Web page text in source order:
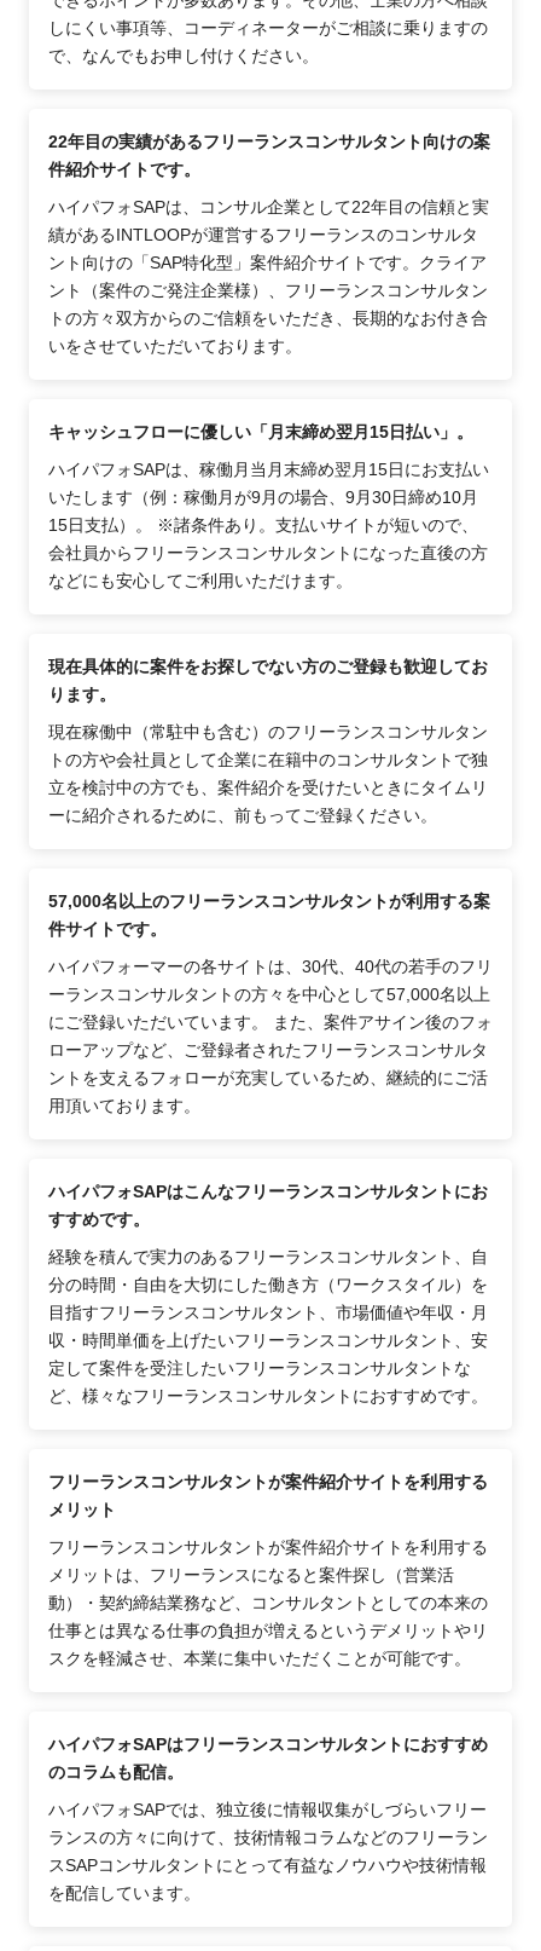
しにくい事項等、コーディネーターがご相談に乗りますの
で、なんでもお申し付けください。
22年目の実績があるフリーランスコンサルタント向けの案
件紹介サイトです。
ハイパフォSAPは、コンサル企業として22年目の信頼と実
績があるINTLOOPが運営するフリーランスのコンサルタ
ント向けの「SAP特化型」案件紹介サイトです。クライア
ント（案件のご発注企業様）、フリーランスコンサルタン
トの方々双方からのご信頼をいただき、長期的なお付き合
いをさせていただいております。
キャッシュフローに優しい「月末締め翌月15日払い」。
ハイパフォSAPは、稼働月当月末締め翌月15日にお支払い
いたします（例：稼働月が9月の場合、9月30日締め10月
15日支払）。 ※諸条件あり。支払いサイトが短いので、
会社員からフリーランスコンサルタントになった直後の方
などにも安心してご利用いただけます。
現在具体的に案件をお探しでない方のご登録も歓迎してお
ります。
現在稼働中（常駐中も含む）のフリーランスコンサルタン
トの方や会社員として企業に在籍中のコンサルタントで独
立を検討中の方でも、案件紹介を受けたいときにタイムリ
ーに紹介されるために、前もってご登録ください。
57,000名以上のフリーランスコンサルタントが利用する案
件サイトです。
ハイパフォーマーの各サイトは、30代、40代の若手のフリ
ーランスコンサルタントの方々を中心として57,000名以上
にご登録いただいています。 また、案件アサイン後のフォ
ローアップなど、ご登録者されたフリーランスコンサルタ
ントを支えるフォローが充実しているため、継続的にご活
用頂いております。
ハイパフォSAPはこんなフリーランスコンサルタントにお
すすめです。
経験を積んで実力のあるフリーランスコンサルタント、自
分の時間・自由を大切にした働き方（ワークスタイル）を
目指すフリーランスコンサルタント、市場価値や年収・月
収・時間単価を上げたいフリーランスコンサルタント、安
定して案件を受注したいフリーランスコンサルタントな
ど、様々なフリーランスコンサルタントにおすすめです。
フリーランスコンサルタントが案件紹介サイトを利用する
メリット
フリーランスコンサルタントが案件紹介サイトを利用する
メリットは、フリーランスになると案件探し（営業活
動）・契約締結業務など、コンサルタントとしての本来の
仕事とは異なる仕事の負担が増えるというデメリットやリ
スクを軽減させ、本業に集中いただくことが可能です。
ハイパフォSAPはフリーランスコンサルタントにおすすめ
のコラムも配信。
ハイパフォSAPでは、独立後に情報収集がしづらいフリー
ランスの方々に向けて、技術情報コラムなどのフリーラン
スSAPコンサルタントにとって有益なノウハウや技術情報
を配信しています。